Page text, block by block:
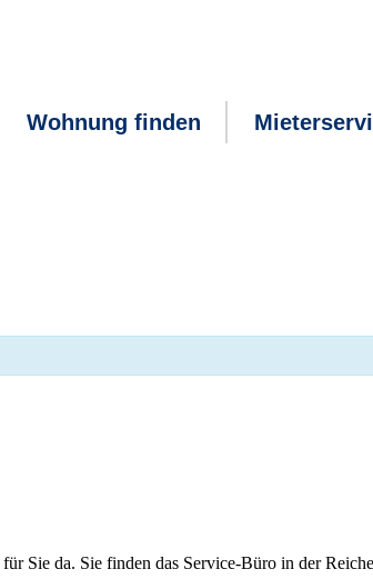
Wohnung finden
Sie da. Sie finden das Service-Büro in der